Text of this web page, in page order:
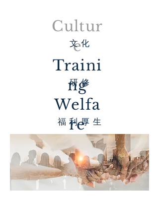
Cultur
e
​文 化
Traini
ng
​研 修
Welfa
re
​福 利 厚 生